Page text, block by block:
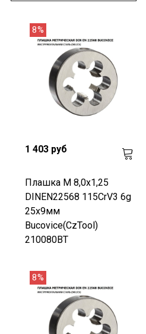
8%
1 403 руб
Плашка М 8,0х1,25
DINEN22568 115CrV3 6g
25х9мм
Bucovice(CzTool)
210080BT
8%